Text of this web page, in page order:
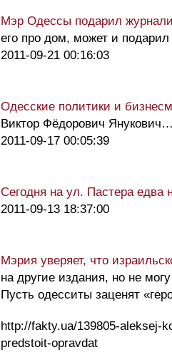
Мэр Одессы подарил
его про дом, может и
2011-09-21 00:16:03
Одесские политики и
Виктор Фёдорович
2011-09-17 00:05:39
Сегодня на ул. Пастера едва
2011-09-13 18:37:00
Мэрия уверяет, что
на другие издания, но не
Пусть одесситы заценят
http://fakty.ua/139805-aleksej-
predstoit-opravdat